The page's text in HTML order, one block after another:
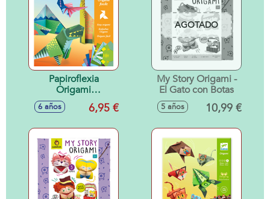
Papiroflexia
Origami
Dinosaurios
6 años 6,95 €
AGOTADO
My Story Origami -
El Gato con Botas
5 años 10,99 €